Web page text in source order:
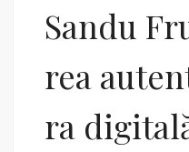
Sandu
rea
ra